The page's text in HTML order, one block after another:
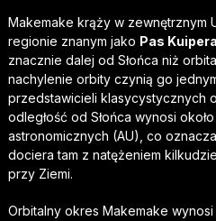
Makemake krąży w zewnętrznym
regionie znanym jako Pas Kuipera
znacznie dalej od Słońca niż
nachylenie orbity czynią go
przedstawicieli klasycystycznych
odległość od Słońca wynosi
astronomicznych (AU), co
dociera tam z natężeniem
przy Ziemi.
Orbitalny okres Makemake